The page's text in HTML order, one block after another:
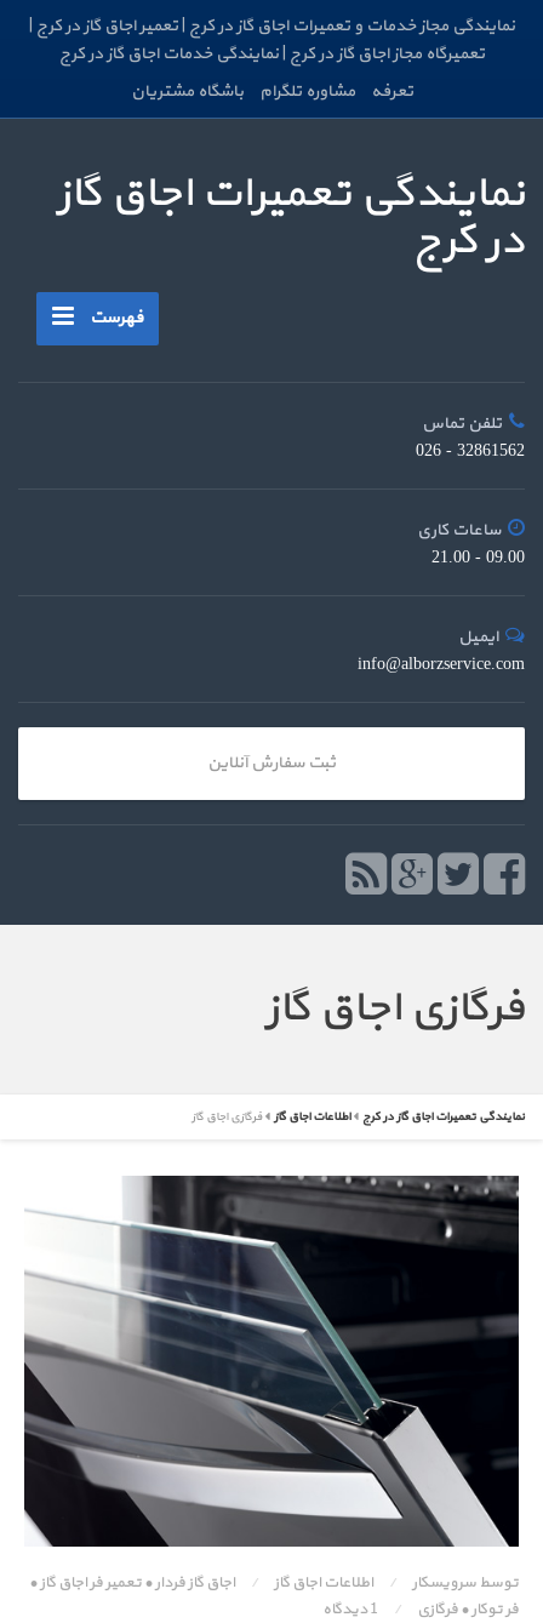
نمایندگی مجاز خدمات و تعمیرات اجاق گاز در کرج | تعمیر اجاق گاز در کرج |
تعمیرگاه مجاز اجاق گاز در کرج | نمایندگی خدمات اجاق گاز در کرج
تعرفه
مشاوره تلگرام باشگاه مشتریان
نمایندگی تعمیرات اجاق گاز
در کرج
فهرست
تلفن تماس
32861562 - 026
ساعات کاری
09.00 - 21.00
ایمیل
info@alborzservice.com
ثبت سفارش آنلاین
فرگازی اجاق گاز
نمایندگی تعمیرات اجاق گاز در کرج اطلاعات اجاق گاز فرگازی اجاق گاز
توسط سرویسکار / اطلاعات اجاق گاز / اجاق گاز فردار•تعمیر فر اجاق گاز•
فر توکار•فرگازی / 1 دیدگاه